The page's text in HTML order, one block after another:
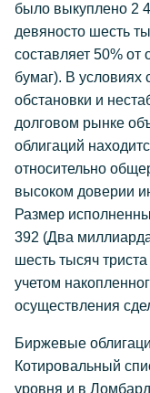
было выкуплено 2
девяносто шесть
составляет 50%
бумаг). В условиях
обстановки и
долговом рынке
облигаций
относительно
высоком доверии
Размер
392 (Два
шесть тысяч
учетом
осуществления
Биржевые
Котировальный
уровня и в